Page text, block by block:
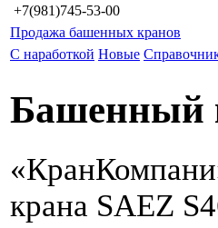
+7(981)745-53-00
Продажа башенных кранов
С наработкой Новые
Башенный
крана SAEZ